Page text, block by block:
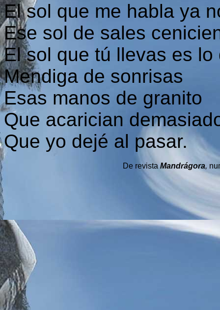
El sol que me habla ya
Ese sol de sales
El sol que tú llevas es lo
Mendiga de sonrisas
Esas manos de granito
Que acarician
Que yo dejé al pasar.
De revistaMandrágora,